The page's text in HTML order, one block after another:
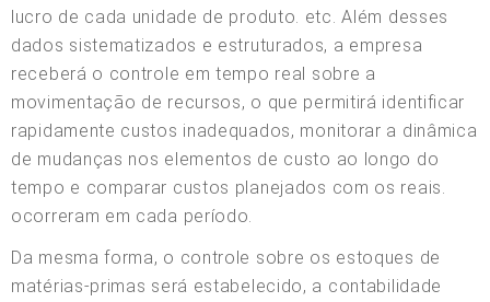
lucro de cada unidade de produto. etc. Além desses
dados sistematizados e estruturados, a empresa
receberá o controle em tempo real sobre a
movimentação de recursos, o que permitirá identificar
rapidamente custos inadequados, monitorar a dinâmica
de mudanças nos elementos de custo ao longo do
tempo e comparar custos planejados com os reais.
ocorreram em cada período.
Da mesma forma, o controle sobre os estoques de
matérias-primas será estabelecido, a contabilidade